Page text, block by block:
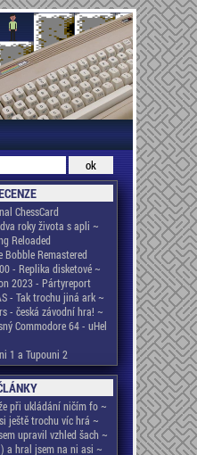
ChessCard
roky života s apli ~
Reloaded
Bobble Remastered
- Replika disketové ~
2023 - Pártyreport
- Tak trochu jiná ark ~
- česká závodní hra! ~
Commodore 64 - uHel
1 a Tupouni 2
při ukládání ničím fo ~
ještě trochu víc hrá ~
upravil vzhled šach ~
a hral jsem na ni asi ~